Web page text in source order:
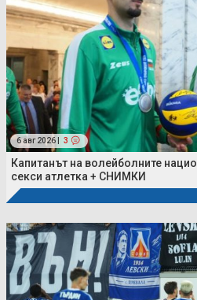
6 авг 2026 | 3
Капитанът на волейболните
секси атлетка + СНИМКИ